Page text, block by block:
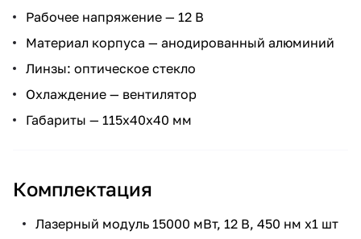
Рабочее напряжение — 12 В
Материал корпуса — анодированный алюминий
Линзы: оптическое стекло
Охлаждение — вентилятор
Габариты — 115х40х40 мм
Комплектация
Лазерный модуль 15000 мВт, 12 В, 450 нм х1 шт